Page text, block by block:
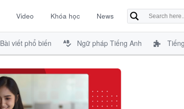
Video Khóa học News
Bài viết phổ biến Ngữ pháp Tiếng Anh